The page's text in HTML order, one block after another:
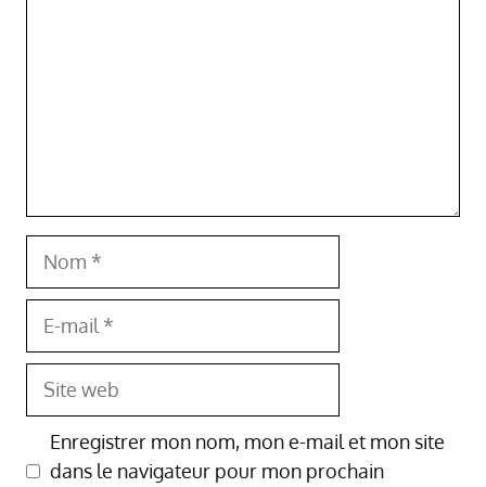
Nom
Site
Enregistrer mon nom, mon e-mail et mon site
dans le navigateur pour mon prochain